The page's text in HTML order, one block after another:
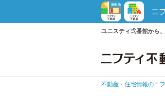
ユニスティ弐番館から
不動産・住宅情報のニ